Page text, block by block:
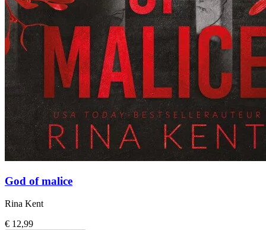
God of malice
Rina Kent
€ 12,99